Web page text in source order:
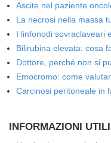
Ascite nel paziente
La necrosi nella massa
I linfonodi sovraclaveari
Bilirubina elevata: cosa
Dottore, perché non si
Emocromo: come
Carcinosi peritoneale in
INFORMAZIONI UTILI